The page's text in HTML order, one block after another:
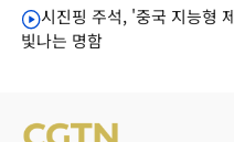
시진핑 주석, '중국 지능형
빛나는 명함